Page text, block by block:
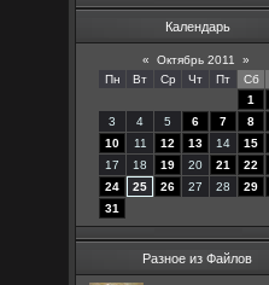
Календарь
« Октябрь 2011
»
Пн
Вт Ср Чт Пт Сб
1
3
4 5 6 7 8
10
11 12 13 14 15
17
18 19 20 21 22
24
25 26 27 28 29
31
Разное из Файлов